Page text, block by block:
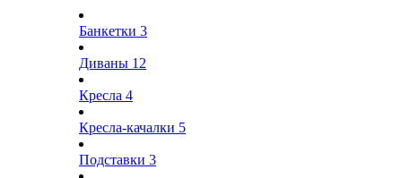
Банкетки 3
Диваны 12
Кресла 4
Кресла-качалки 5
Подставки 3